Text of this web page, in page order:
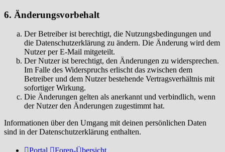
6. Änderungsvorbehalt
Der Betreiber ist berechtigt, die Nutzungsbedingungen und
die Datenschutzerklärung zu ändern. Die Änderung wird dem
Nutzer per E-Mail mitgeteilt.
Der Nutzer ist berechtigt, den Änderungen zu widersprechen.
Im Falle des Widerspruchs erlischt das zwischen dem
Betreiber und dem Nutzer bestehende Vertragsverhältnis mit
sofortiger Wirkung.
Die Änderungen gelten als anerkannt und verbindlich, wenn
der Nutzer den Änderungen zugestimmt hat.
Informationen über den Umgang mit deinen persönlichen Daten
sind in der Datenschutzerklärung enthalten.